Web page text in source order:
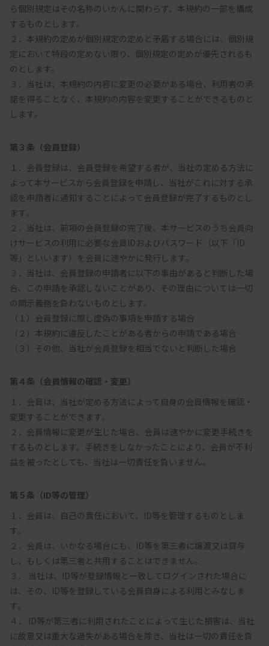
ら個別規定はその名称のいかんに関わらず、本規約の一部を構成
するものとします。
２．本規約の定めが個別規定の定めと矛盾する場合には、個別規
定において特段の定めない限り、個別規定の定めが優先されるも
のとします。
３．当社は、本規約の内容に変更の必要がある場合、利用者の承
諾を得ることなく、本規約の内容を変更することができるものと
第３条（会員登録）
１．会員登録は、会員登録を希望する者が、当社の定める方法に
よって本サービスから会員登録を申請し、当社がこれに対する承
認を申請者に通知することによって会員登録が完了するものとし
ます。
２．当社は、前項の会員登録の完了後、本サービスのうち会員向
けサービスの利用に必要な会員IDおよびパスワード（以下「ID
等」といいます）を会員に速やかに発行します。
３．当社は、会員登録の申請者に以下の事由があると判断した場
合、この申請を承認しないことがあり、その理由については一切
の開示義務を負わないものとします。
（１）会員登録に際し虚偽の事項を申請する場合
（２）本規約に違反したことがある者からの申請である場合
第４条（会員情報の確認・変更）
１．会員は、当社が定める方法によって自身の会員情報を確認・
変更することができます。
２．会員情報に変更が生じた場合、会員は速やかに変更手続きを
するものとします。手続きをしなかったことにより、会員が不利
第５条（ID等の管理）
１．会員は、自己の責任において、ID等を管理するものとしま
す。
２．会員は、いかなる場合にも、ID等を第三者に譲渡又は貸与
し、もしくは第三者と共用することはできません。
３． 当社は、ID等が登録情報と一致してログインされた場合に
は、その、ID等を登録している会員自身による利用とみなしま
す。
４． ID等が第三者に利用されたことによって生じた損害は、当社
に故意又は重大な過失がある場合を除き、当社は一切の責任を負